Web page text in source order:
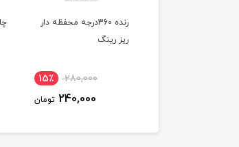
چاي اسپا گلاريس اسپا تي
300,000 17٪
250,000 تومان